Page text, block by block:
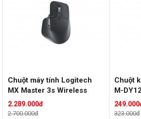
Chuột máy tính Logitech
MX Master 3s Wireless
(Granphite)
2.289.000đ
2.700.000đ
Chuột
M-
323.000đ